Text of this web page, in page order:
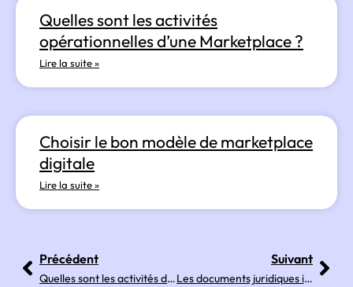
Quelles sont les activités
opérationnelles d’une Marketplace ?
Lire la suite »
Choisir le bon modèle de marketplace
digitale
Lire la suite »
Précédent
Quelles sont les activités de pilotage d’une marketplace ?
Suivant
Les documents juridiques indispensables pour lancer une marketplace